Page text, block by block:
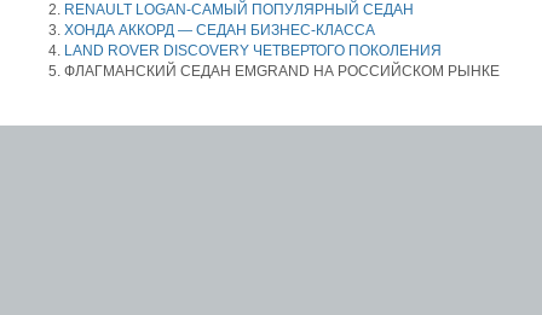
RENAULT LOGAN-САМЫЙ ПОПУЛЯРНЫЙ СЕДАН
ХОНДА АККОРД — СЕДАН БИЗНЕС-КЛАССА
LAND ROVER DISCOVERY ЧЕТВЕРТОГО ПОКОЛЕНИЯ
ФЛАГМАНСКИЙ СЕДАН EMGRAND НА РОССИЙСКОМ РЫНКЕ